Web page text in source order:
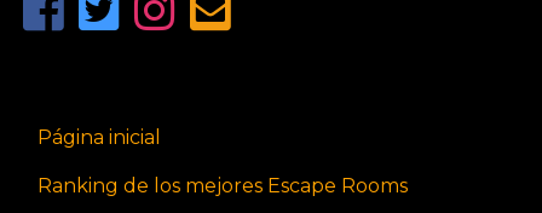
Página inicial
Ranking de los mejores Escape Rooms